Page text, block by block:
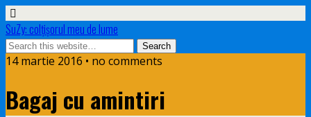
SuZy: colţişorul meu de lume
14 martie 2016 • no comments
Bagaj cu amintiri